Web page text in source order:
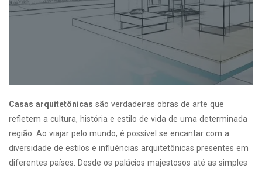
Casas arquitetônicas são verdadeiras obras de arte que
refletem a cultura, história e estilo de vida de uma determinada
região. Ao viajar pelo mundo, é possível se encantar com a
diversidade de estilos e influências arquitetônicas presentes em
diferentes países. Desde os palácios majestosos até as simples